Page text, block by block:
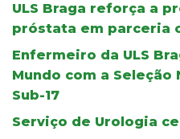
ULS Braga reforça a
próstata em parceria
Enfermeiro da ULS
Mundo com a Seleção
Sub-17
Serviço de Urologia